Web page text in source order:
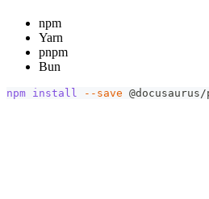
npm
Yarn
pnpm
Bun
npm install --save